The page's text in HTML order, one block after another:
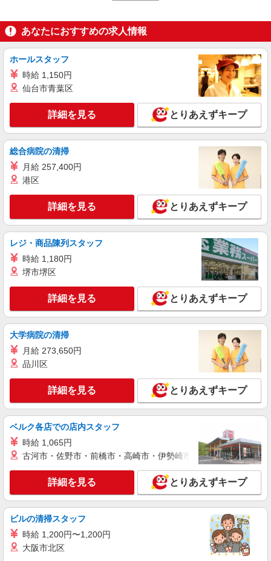
キープ
派遣社員
株式会社綜合キャリアオプション（1314VJ0805G37★28-N-T4）
OA消耗品の受注処理事務/日払いOK
時給1,280円
長野県長野市
キープ 詳細を見る
派遣社員
株式会社綜合キャリアオプション（1314VJ0805G38★89-N-T4）
営業・企画/日払いOK
時給1,650円 交通費：既定支給
長野県長野市
キープ 詳細を見る
株式会社綜合キャリアオプション（1314VJ0805G38★36-N-T4）
一般事務/日払いOK
時給1,200円 交通費：既定支給
詳細を見る
株式会社綜合キャリアオプション（1314VJ0805G37★23-N-T4）
一般事務/日払いOK
長野県長野市
キープ 詳細を見る
派遣社員
株式会社綜合キャリアオプション（1314VJ0805G38★15-N-T4）
営業事務/日払いOK
あなたにおすすめの求人情報
ホールスタッフ
時給 1,150円
仙台市青葉区
詳細を見る とりあえずキープ
総合病院の清掃
月給 257,400円
港区
詳細を見る とりあえずキープ
レジ・商品陳列スタッフ
時給 1,180円
堺市堺区
詳細を見る とりあえずキープ
大学病院の清掃
月給 273,650円
品川区
詳細を見る とりあえずキープ
ベルク各店での店内スタッフ
時給 1,065円
古河市・佐野市・前橋市・高崎市・伊勢崎市・太田市・館林市
詳細を見る とりあえずキープ
ビルの清掃スタッフ
時給 1,200円〜1,200円
大阪市北区